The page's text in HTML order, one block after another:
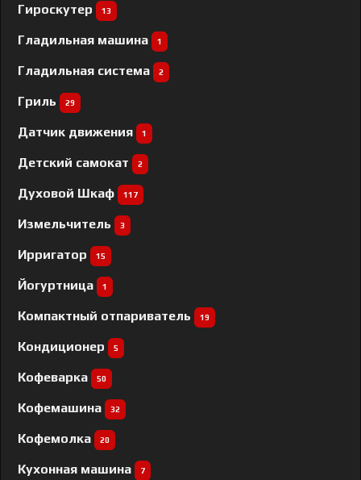
Гироскутер 13
Гладильная машина 1
Гладильная система 2
Гриль 29
Датчик движения 1
Детский самокат 2
Духовой Шкаф 117
Измельчитель 3
Ирригатор 15
Йогуртница 1
Компактный отпариватель 19
Кондиционер 5
Кофеварка 50
Кофемашина 32
Кофемолка 20
Кухонная машина 7